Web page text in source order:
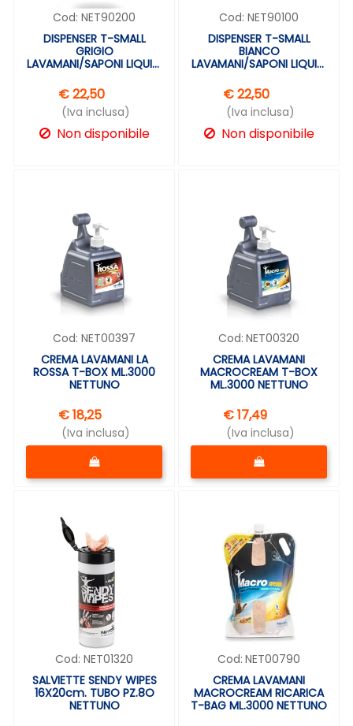
Cod: NET90200
DISPENSER T-SMALL
GRIGIO
LAVAMANI/SAPONI LIQUIDI
€ 22,50
(Iva inclusa)
Non disponibile
Cod: NET90100
DISPENSER T-SMALL
BIANCO
LAVAMANI/SAPONI LIQUIDI
€ 22,50
(Iva inclusa)
Non disponibile
Cod: NET00397
CREMA LAVAMANI LA
ROSSA T-BOX ML.3000
NETTUNO
€ 18,25
(Iva inclusa)
Quantità
Cod: NET00320
CREMA LAVAMANI
MACROCREAM T-BOX
ML.3000 NETTUNO
€ 17,49
(Iva inclusa)
Quantità
Cod: NET01320
SALVIETTE SENDY WIPES
16X20cm. TUBO PZ.8O
NETTUNO
Cod: NET00790
CREMA LAVAMANI
MACROCREAM RICARICA
T-BAG ML.3000 NETTUNO